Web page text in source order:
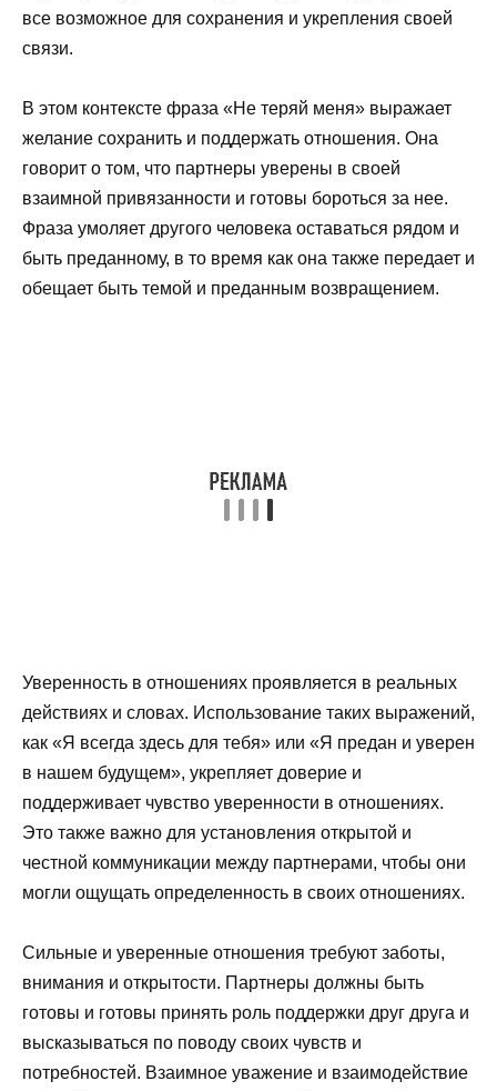
все возможное для сохранения и укрепления своей
связи.
В этом контексте фраза «Не теряй меня» выражает
желание сохранить и поддержать отношения. Она
говорит о том, что партнеры уверены в своей
взаимной привязанности и готовы бороться за нее.
Фраза умоляет другого человека оставаться рядом и
быть преданному, в то время как она также передает и
обещает быть темой и преданным возвращением.
Уверенность в отношениях проявляется в реальных
действиях и словах. Использование таких выражений,
как «Я всегда здесь для тебя» или «Я предан и уверен
в нашем будущем», укрепляет доверие и
поддерживает чувство уверенности в отношениях.
Это также важно для установления открытой и
честной коммуникации между партнерами, чтобы они
могли ощущать определенность в своих отношениях.
Сильные и уверенные отношения требуют заботы,
внимания и открытости. Партнеры должны быть
готовы и готовы принять роль поддержки друг друга и
высказываться по поводу своих чувств и
потребностей. Взаимное уважение и взаимодействие